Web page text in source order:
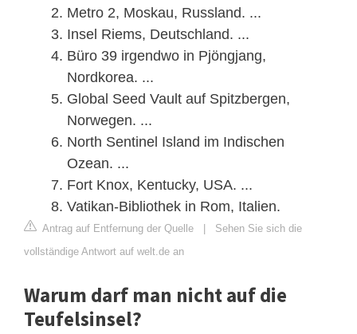
Metro 2, Moskau, Russland. ...
Insel Riems, Deutschland. ...
Büro 39 irgendwo in Pjöngjang,
Nordkorea. ...
Global Seed Vault auf Spitzbergen,
Norwegen. ...
North Sentinel Island im Indischen
Ozean. ...
Fort Knox, Kentucky, USA. ...
Vatikan-Bibliothek in Rom, Italien.
Antrag auf Entfernung der Quelle | Sehen Sie sich die
vollständige Antwort auf welt.de an
Warum darf man nicht auf die
Teufelsinsel?